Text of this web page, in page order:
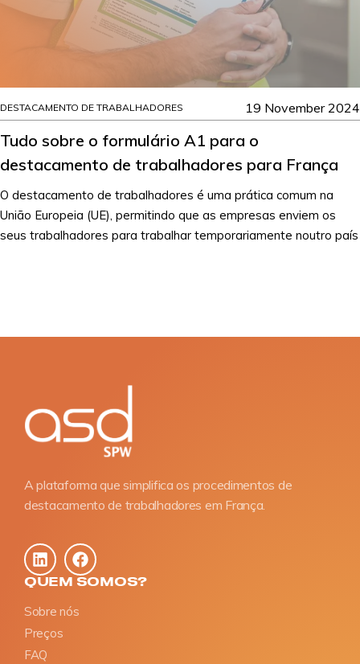
DESTACAMENTO DE TRABALHADORES 19 November 2024
Tudo sobre o formulário A1 para o
destacamento de trabalhadores para França
O destacamento de trabalhadores é uma prática comum na
União Europeia (UE), permitindo que as empresas enviem os
seus trabalhadores para trabalhar temporariamente noutro país
A plataforma que simplifica os procedimentos de
destacamento de trabalhadores em França.
QUEM SOMOS?
Sobre nós
Preços
FAQ